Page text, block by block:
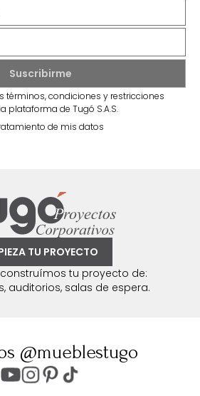
términos, condiciones y restricciones
plataforma de Tugó S.A.S.
de mis datos
TU PROYECTO
tu proyecto de:
auditorios, salas de espera.
@mueblestugo